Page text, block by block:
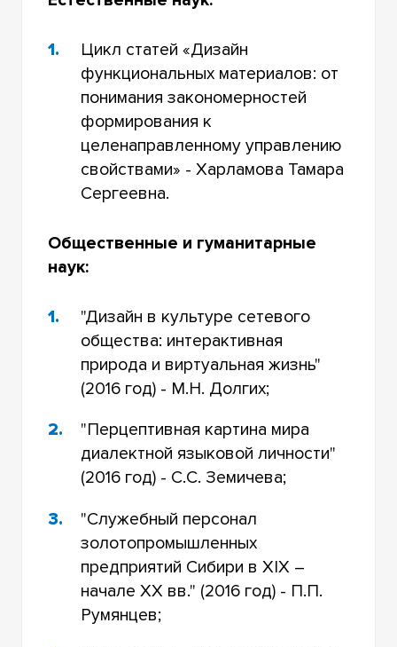
Цикл статей «Дизайн
функциональных материалов: от
понимания закономерностей
формирования к
целенаправленному управлению
свойствами» - Харламова Тамара
Сергеевна.
Общественные и гуманитарные
наук:
"Дизайн в культуре сетевого
общества: интерактивная
природа и виртуальная жизнь"
(2016 год) - М.Н. Долгих;
"Перцептивная картина мира
диалектной языковой личности"
(2016 год) - С.С. Земичева;
"Служебный персонал
золотопромышленных
предприятий Сибири в XIX –
начале ХХ вв." (2016 год) - П.П.
Румянцев;